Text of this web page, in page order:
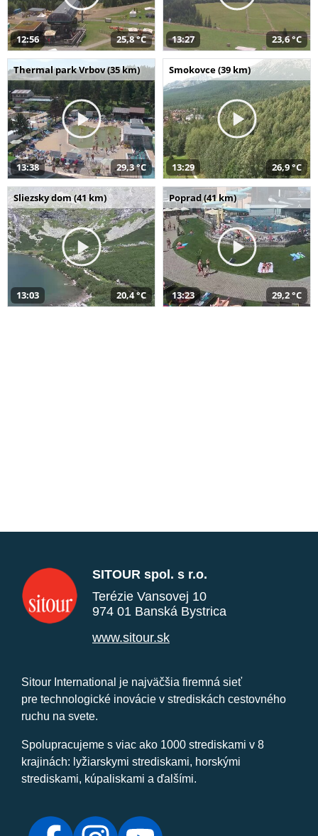
12:56 25,8 °C 13:27 23,6 °C
Thermal park Vrbov (35 km)
13:38 29,3 °C
Smokovce (39 km)
13:29 26,9 °C
Sliezsky dom (41 km)
13:03 20,4 °C
Poprad (41 km)
13:23 29,2 °C
SITOUR spol. s r.o.
Terézie Vansovej 10
974 01 Banská Bystrica
www.sitour.sk
Sitour International je najväčšia firemná sieť
pre technologické inovácie v strediskách cestovného
ruchu na svete.
Spolupracujeme s viac ako 1000 strediskami v 8
krajinách: lyžiarskymi strediskami, horskými
strediskami, kúpaliskami a ďalšími.